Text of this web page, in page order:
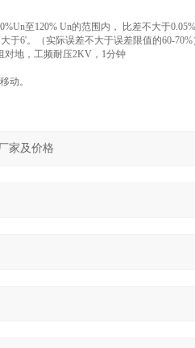
至120% Un的范围内， 比差不大于
于6'。（实际误差不大于误差限值的60-70%
对地，工频耐压2KV，1分钟
动。